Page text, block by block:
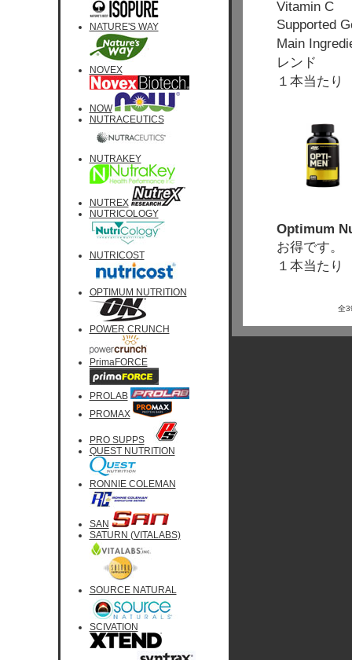
NATURE'S WAY
NOVEX
NOW
NUTRACEUTICS
NUTRAKEY
NUTREX
NUTRICOLOGY
NUTRICOST
OPTIMUM NUTRITION
POWER CRUNCH
PrimaFORCE
PROLAB
PROMAX
PRO SUPPS
QUEST NUTRITION
RONNIE COLEMAN
SAN
SATURN (VITALABS)
SOURCE NATURAL
SCIVATION
Vitamin C
Supported
Main
レンド
１本当た
Optimum
お得です。
１本当た
全